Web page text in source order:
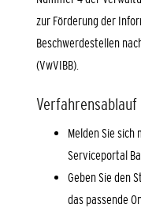
zur Förderung der
Beschwerdestellen
(VwVIBB).
Verfahrensablauf
Melden Sie
Serviceportal
Geben Sie den
das passende